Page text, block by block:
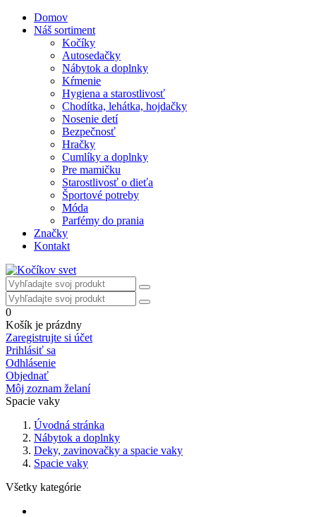
Domov
Náš sortiment
Kočíky
Autosedačky
Nábytok a doplnky
Kŕmenie
Hygiena a starostlivosť
Chodítka, lehátka, hojdačky
Nosenie detí
Bezpečnosť
Hračky
Cumlíky a doplnky
Pre mamičku
Starostlivosť o dieťa
Športové potreby
Móda
Parfémy do prania
Značky
Kontakt
0
Košík je prázdny
Zaregistrujte si účet
Prihlásiť sa
Odhlásenie
Objednať
Môj zoznam želaní
Spacie vaky
Úvodná stránka
Nábytok a doplnky
Deky, zavinovačky a spacie vaky
Spacie vaky
Všetky kategórie